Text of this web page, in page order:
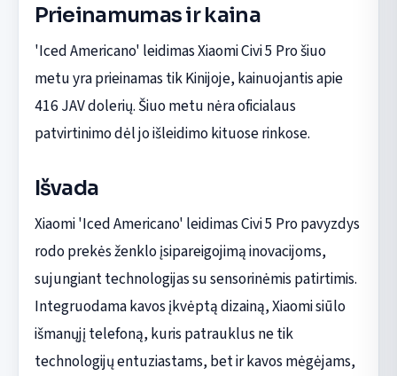
Prieinamumas ir kaina
'Iced Americano' leidimas Xiaomi Civi 5 Pro šiuo
metu yra prieinamas tik Kinijoje, kainuojantis apie
416 JAV dolerių. Šiuo metu nėra oficialaus
patvirtinimo dėl jo išleidimo kituose rinkose.
Išvada
Xiaomi 'Iced Americano' leidimas Civi 5 Pro pavyzdys
rodo prekės ženklo įsipareigojimą inovacijoms,
sujungiant technologijas su sensorinėmis patirtimis.
Integruodama kavos įkvėptą dizainą, Xiaomi siūlo
išmanųjį telefoną, kuris patrauklus ne tik
technologijų entuziastams, bet ir kavos mėgėjams,